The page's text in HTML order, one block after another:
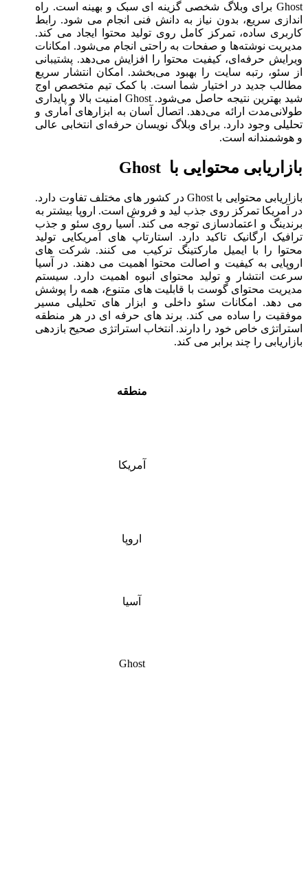
Ghost برای وبلاگ شخصی گزینه ‌ای سبک و بهینه است. راه
‌اندازی سریع، بدون نیاز به دانش فنی انجام می ‌شود. رابط
کاربری ساده، تمرکز کامل روی تولید محتوا ایجاد می ‌کند.
مدیریت نوشته‌ها و صفحات به راحتی انجام می‌شود. امکانات
ویرایش حرفه‌ای، کیفیت محتوا را افزایش می‌دهد. پشتیبانی
از سئو، رتبه سایت را بهبود می‌بخشد. امکان انتشار سریع
مطالب جدید در اختیار شما است. با کمک تیم متخصص اوج
شید بهترین نتیجه حاصل می‌شود. Ghost امنیت بالا و پایداری
طولانی‌مدت ارائه می‌دهد. اتصال آسان به ابزارهای آماری و
تحلیلی وجود دارد. برای وبلاگ نویسان حرفه‌ای انتخابی عالی
و هوشمندانه است.
بازاریابی محتوایی با Ghost
بازاریابی محتوایی با Ghost در کشور های مختلف تفاوت دارد.
در آمریکا تمرکز روی جذب لید و فروش است. اروپا بیشتر به
برندینگ و اعتمادسازی توجه می ‌کند. آسیا روی سئو و جذب
ترافیک ارگانیک تاکید دارد. استارتاپ‌ های آمریکایی تولید
محتوا را با ایمیل مارکتینگ ترکیب می ‌کنند. شرکت ‌های
اروپایی به کیفیت و اصالت محتوا اهمیت می ‌دهند. در آسیا
سرعت انتشار و تولید محتوای انبوه اهمیت دارد. سیستم
مدیریت محتوای گوست با قابلیت ‌های متنوع، همه را پوشش
می ‌دهد. امکانات سئو داخلی و ابزار های تحلیلی مسیر
موفقیت را ساده می ‌کند. برند های حرفه‌ ای در هر منطقه
استراتژی خاص خود را دارند. انتخاب استراتژی صحیح بازدهی
بازاریابی را چند برابر می ‌کند.
منطقه
آمریکا
اروپا
آسیا
Ghost